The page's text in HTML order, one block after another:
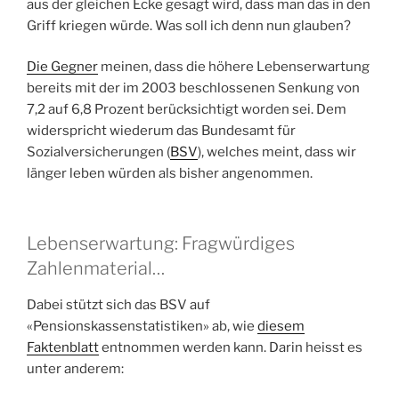
aus der gleichen Ecke gesagt wird, dass man das in den
Griff kriegen würde. Was soll ich denn nun glauben?
Die Gegner meinen, dass die höhere Lebenserwartung
bereits mit der im 2003 beschlossenen Senkung von
7,2 auf 6,8 Prozent berücksichtigt worden sei. Dem
widerspricht wiederum das Bundesamt für
Sozialversicherungen (BSV), welches meint, dass wir
länger leben würden als bisher angenommen.
Lebenserwartung: Fragwürdiges
Zahlenmaterial…
Dabei stützt sich das BSV auf
«Pensionskassenstatistiken» ab, wie diesem
Faktenblattentnommen werden kann. Darin heisst es
unter anderem: